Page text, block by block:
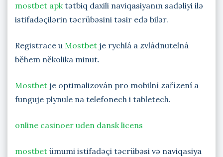
mostbet apktətbiq daxili naviqasiyanın sadəliyi ilə
istifadəçilərin təcrübəsini təsir edə bilər.
Registrace u Mostbet je rychlá a zvládnutelná
během několika minut.
Mostbet je optimalizován pro mobilní zařízení a
funguje plynule na telefonech i tabletech.
online casinoer uden dansk licens
mostbet ümumi istifadəçi təcrübəsi və naviqasiya